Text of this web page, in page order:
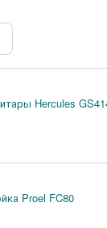
Hercules
Proel FC80